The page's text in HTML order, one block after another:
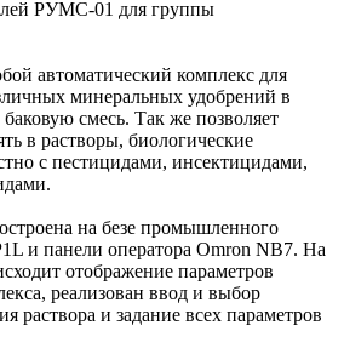
РУМС-01 для группы
автоматический комплекс для
минеральных удобрений в
смесь. Так же позволяет
в растворы, биологические
с пестицидами, инсектицидами,
на безе промышленного
и панели оператора Omron NB7. На
отображение параметров
реализован ввод и выбор
раствора и задание всех параметров